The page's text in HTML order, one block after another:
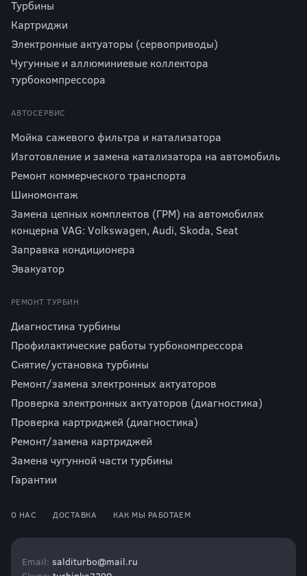
Турбины
Картриджи
Электронные актуаторы (сервоприводы)
Чугунные и аллюминиевые коллектора
турбокомпрессора
АВТОСЕРВИС
Мойка сажевого фильтра и катализатора
Изготовление и замена катализатора на автомобиль
Ремонт коммерческого транспорта
Шиномонтаж
Замена цепных комплектов (ГРМ) на автомобилях
концерна VAG: Volkswagen, Audi, Skoda, Seat
Заправка кондиционера
Эвакуатор
РЕМОНТ ТУРБИН
Диагностика турбины
Профилактические работы турбокомпрессора
Снятие/установка турбины
Ремонт/замена электронных актуаторов
Проверка электронных актуаторов (диагностика)
Проверка картриджей (диагностика)
Ремонт/замена картриджей
Замена чугунной части турбины
Гарантии
О НАС ДОСТАВКА КАК МЫ РАБОТАЕМ
Email: salditurbo@mail.ru